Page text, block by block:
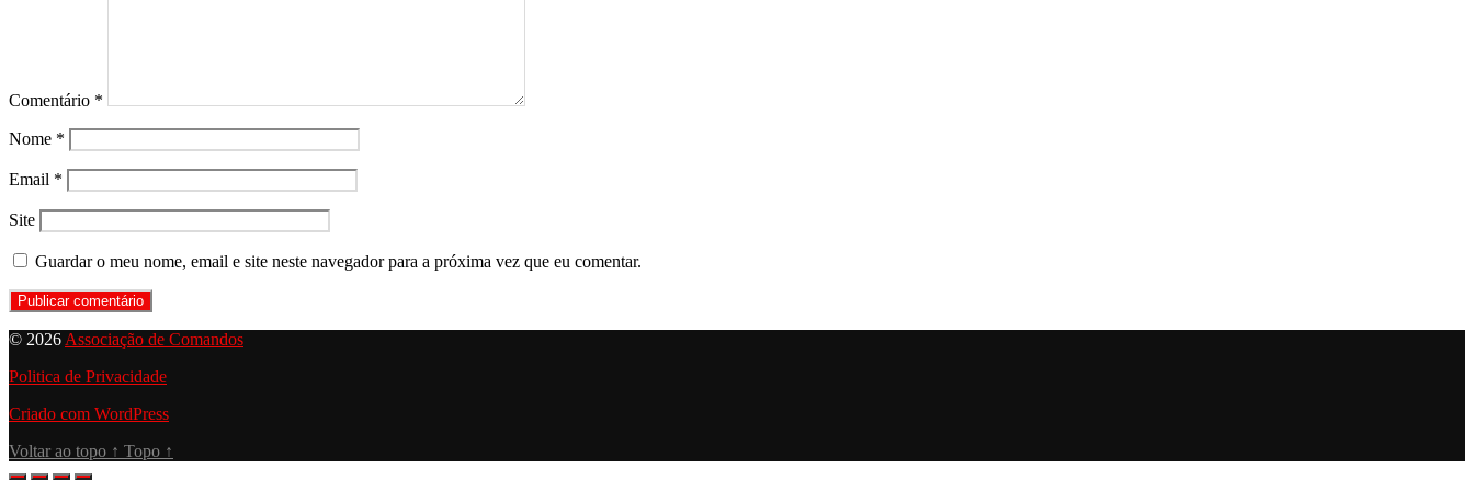
Comentário *
Nome *
Email *
Site
Guardar o meu nome, email e site neste navegador para a próxima vez que eu comentar.
© 2026 Associação de Comandos
Politica de Privacidade
Criado com WordPress
Voltar ao topo ↑ Topo ↑